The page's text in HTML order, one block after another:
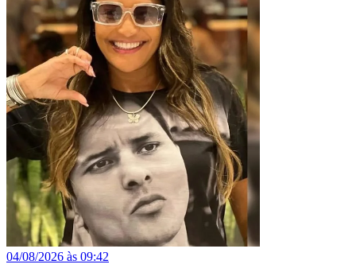
04/08/2026 às 09:42